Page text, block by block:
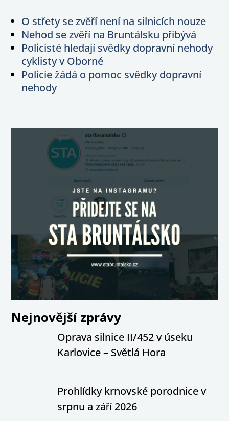
O střety se zvěří není na silnicích nouze
Nehod se zvěří na Bruntálsku přibývá
Policisté hledají svědky dopravní nehody
cyklisty v Oborné
Policie žádá o pomoc svědky dopravní
nehody
Nejnovější zprávy
Oprava silnice II/452 v úseku
Karlovice – Světlá Hora
Prohlídky krnovské porodnice v
srpnu a září 2026